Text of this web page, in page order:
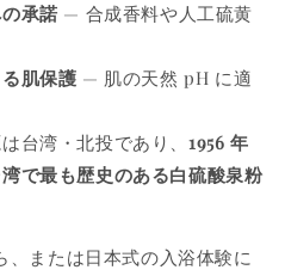
承諾 — 合成香料や人工硫黄
肌保護 — 肌の天然 pH に適
台湾・北投であり、 1956 年
で最も歴史のある白硫酸泉粉
、または日本式の入浴体験に